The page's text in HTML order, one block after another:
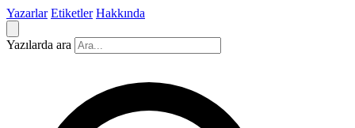
Yazarlar Etiketler Hakkında
Yazılarda ara